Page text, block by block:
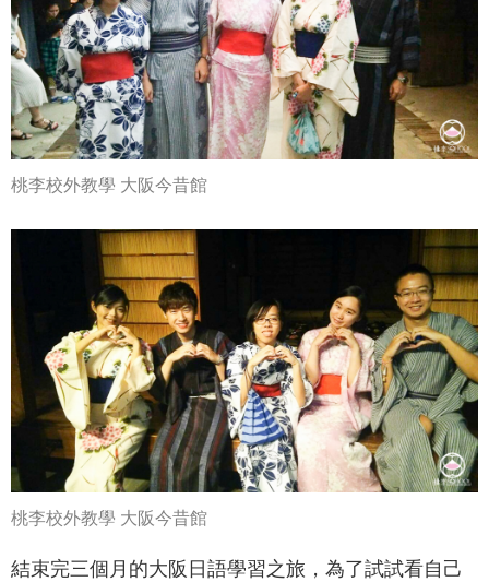
桃李校外教學 大阪今昔館
桃李校外教學 大阪今昔館
結束完三個月的大阪日語學習之旅，為了試試看自己